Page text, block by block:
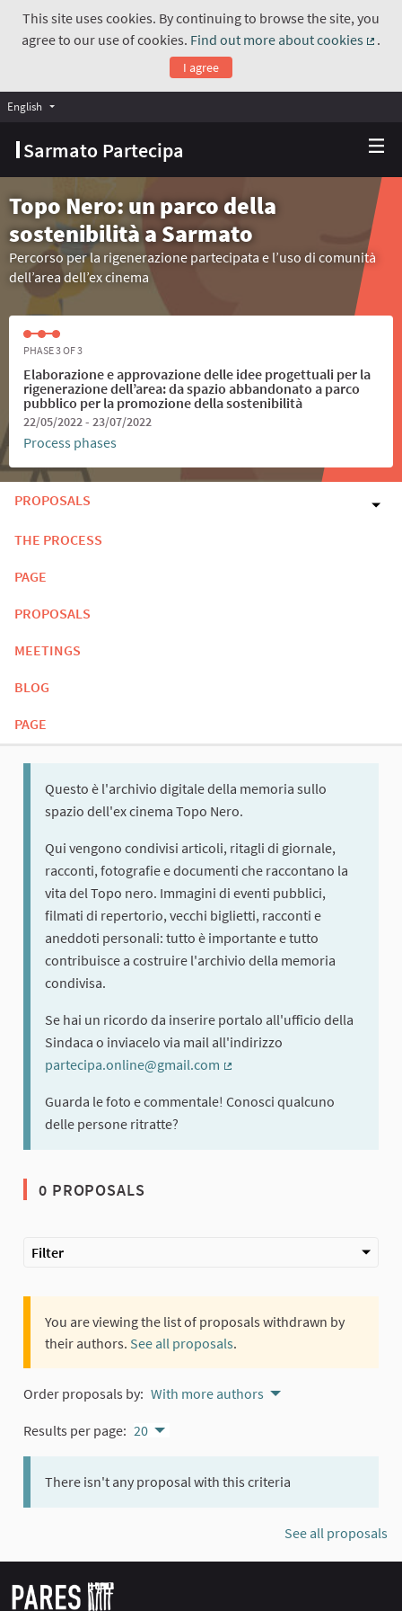
This site uses cookies. By continuing to browse the site, you
agree to our use of cookies. Find out more about cookies
.
I agree
Sarmato Partecipa
English Choose language
Topo Nero: un parco della
sostenibilità a Sarmato
Percorso per la rigenerazione partecipata e l’uso di comunità
dell’area dell’ex cinema
PHASE 3 OF 3
Elaborazione e approvazione delle idee progettuali per la
rigenerazione dell’area: da spazio abbandonato a parco
pubblico per la promozione della sostenibilità
22/05/2022 - 23/07/2022
Process phases
PROPOSALS
THE PROCESS
PAGE
PROPOSALS
MEETINGS
BLOG
PAGE
Questo è l'archivio digitale della memoria sullo
spazio dell'ex cinema Topo Nero.
Qui vengono condivisi articoli, ritagli di giornale,
racconti, fotografie e documenti che raccontano la
vita del Topo nero. Immagini di eventi pubblici,
filmati di repertorio, vecchi biglietti, racconti e
aneddoti personali: tutto è importante e tutto
contribuisce a costruire l'archivio della memoria
condivisa.
Se hai un ricordo da inserire portalo all'ufficio della
Sindaca o inviacelo via mail all'indirizzo
partecipa.online@gmail.com
Guarda le foto e commentale! Conosci qualcuno
delle persone ritratte?
0 PROPOSALS
Filter
You are viewing the list of proposals withdrawn by
their authors. See all proposals.
Order proposals by: With more authors
Results per page: 20
There isn't any proposal with this criteria
See all proposals